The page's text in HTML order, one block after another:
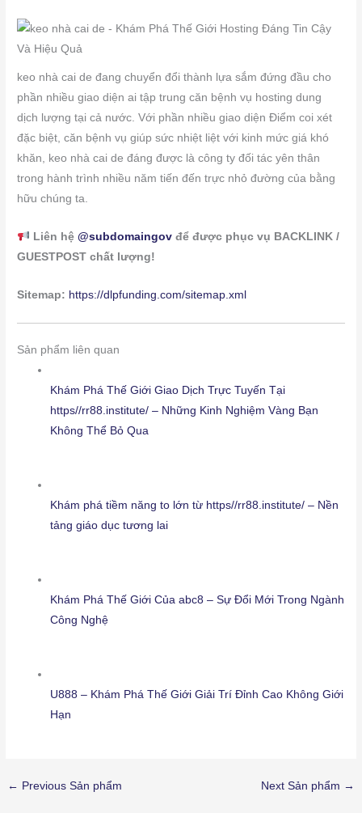
keo nhà cai de đang chuyển đổi thành lựa sắm đứng đầu cho
phần nhiều giao diện ai tập trung căn bệnh vụ hosting dung
dịch lượng tại cả nước. Với phần nhiều giao diện Điểm coi xét
đặc biệt, căn bệnh vụ giúp sức nhiệt liệt với kinh mức giá khó
khăn, keo nhà cai de đáng được là công ty đối tác yên thân
trong hành trình nhiều năm tiến đến trực nhỏ đường của bằng
hữu chúng ta.
Liên hệ @subdomaingovđể được phục vụ BACKLINK /
GUESTPOST chất lượng!
Sitemap: https://dlpfunding.com/sitemap.xml
Sản phẩm liên quan
Khám Phá Thế Giới Giao Dịch Trực Tuyến Tại
https//rr88.institute/ – Những Kinh Nghiệm Vàng Bạn
Không Thể Bỏ Qua
Khám phá tiềm năng to lớn từ https//rr88.institute/ – Nền
tảng giáo dục tương lai
Khám Phá Thế Giới Của abc8 – Sự Đổi Mới Trong Ngành
Công Nghệ
U888 – Khám Phá Thế Giới Giải Trí Đỉnh Cao Không Giới
Hạn
← Previous Sản phẩm Next Sản phẩm →